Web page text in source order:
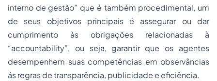
interno de gestão” que é também procedimental, um
de seus objetivos principais é assegurar ou dar
cumprimento às obrigações relacionadas à
“accountability”, ou seja, garantir que os agentes
desempenhem suas competências em observâncias
ás regras de transparência, publicidade e eficiência.